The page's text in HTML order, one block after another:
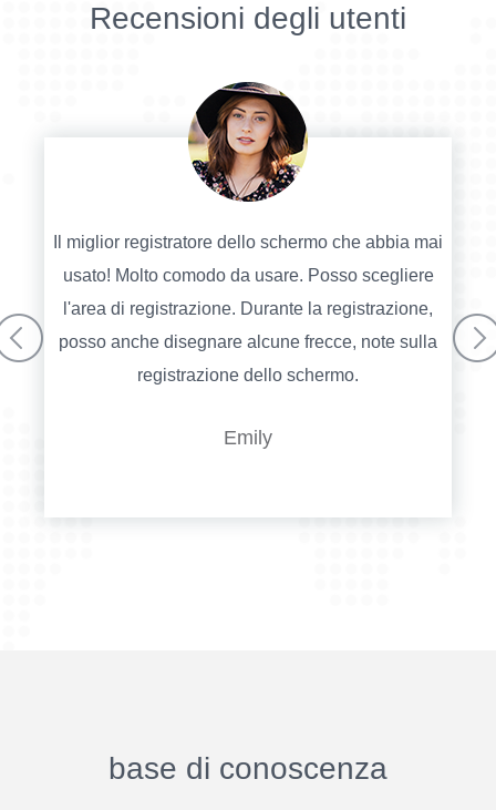
Recensioni degli utenti
Il miglior registratore dello schermo che abbia mai
usato! Molto comodo da usare. Posso scegliere
l'area di registrazione. Durante la registrazione,
posso anche disegnare alcune frecce, note sulla
registrazione dello schermo.
Emily
base di conoscenza